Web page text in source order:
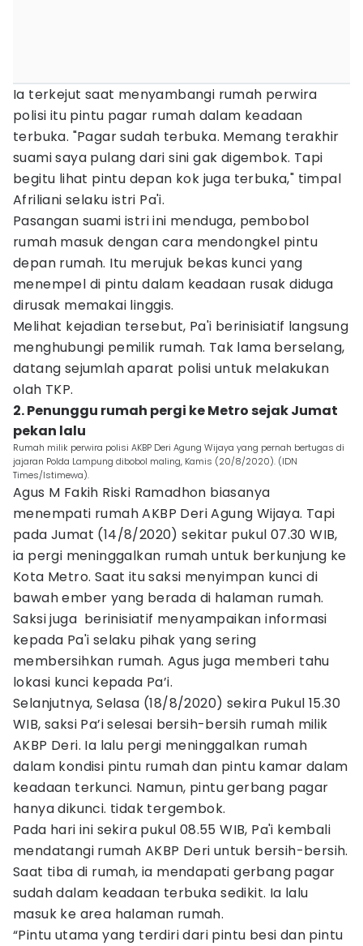
Ia terkejut saat menyambangi rumah perwira
polisi itu pintu pagar rumah dalam keadaan
terbuka. "Pagar sudah terbuka. Memang terakhir
suami saya pulang dari sini gak digembok. Tapi
begitu lihat pintu depan kok juga terbuka," timpal
Afriliani selaku istri Pa'i.
Pasangan suami istri ini menduga, pembobol
rumah masuk dengan cara mendongkel pintu
depan rumah. Itu merujuk bekas kunci yang
menempel di pintu dalam keadaan rusak diduga
dirusak memakai linggis.
Melihat kejadian tersebut, Pa'i berinisiatif langsung
menghubungi pemilik rumah. Tak lama berselang,
datang sejumlah aparat polisi untuk melakukan
olah TKP.
2. Penunggu rumah pergi ke Metro sejak Jumat
pekan lalu
Rumah milik perwira polisi AKBP Deri Agung Wijaya yang pernah bertugas di
jajaran Polda Lampung dibobol maling, Kamis (20/8/2020). (IDN
Times/Istimewa).
Agus M Fakih Riski Ramadhon biasanya
menempati rumah AKBP Deri Agung Wijaya. Tapi
pada Jumat (14/8/2020) sekitar pukul 07.30 WIB,
ia pergi meninggalkan rumah untuk berkunjung ke
Kota Metro. Saat itu saksi menyimpan kunci di
bawah ember yang berada di halaman rumah.
Saksi juga berinisiatif menyampaikan informasi
kepada Pa'i selaku pihak yang sering
membersihkan rumah. Agus juga memberi tahu
lokasi kunci kepada Pa’i.
Selanjutnya, Selasa (18/8/2020) sekira Pukul 15.30
WIB, saksi Pa’i selesai bersih-bersih rumah milik
AKBP Deri. Ia lalu pergi meninggalkan rumah
dalam kondisi pintu rumah dan pintu kamar dalam
keadaan terkunci. Namun, pintu gerbang pagar
hanya dikunci. tidak tergembok.
Pada hari ini sekira pukul 08.55 WIB, Pa'i kembali
mendatangi rumah AKBP Deri untuk bersih-bersih.
Saat tiba di rumah, ia mendapati gerbang pagar
sudah dalam keadaan terbuka sedikit. Ia lalu
masuk ke area halaman rumah.
“Pintu utama yang terdiri dari pintu besi dan pintu